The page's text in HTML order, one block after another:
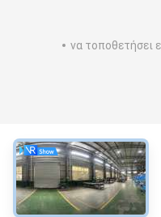
να τοποθετήσει
περίπου